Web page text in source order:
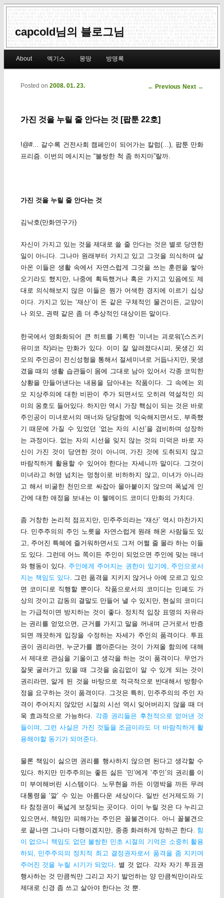
capcold님의 블로그님
Skip to primary content
Skip to secondary content
About 엑기스 몽땅 방명록
Post navigation
← Previous Next →
가진 것을 누릴 줄 안다는 것 [팝툰 22호]
Posted on 2008. 01. 23.
!@#… 갈수록 건전사회 캠페인이 되어가는 칼럼(…), 팝툰 만화
프리즘. 이번의 메시지는 “불쌍한 척 좀 하지마”랄까.
가진 것을 누릴 줄 안다는 것
김낙호(만화연구가)
자신이 가지고 있는 것을 제대로 쓸 줄 안다는 것은 별로 당연한
일이 아니다. 그나마 원래부터 가지고 있고 그것을 의식하며 살
아온 이들은 생활 속에서 자연스럽게 그것을 쓰는 훈련을 쌓아
오기라도 했지만, 나중에 획득했거나 혹은 가지고 있음에도 제
대로 의식해보지 않은 이들은 뭔가 어색한 경지에 이르기 십상
이다. 가지고 있는 ‘재산’이 돈 같은 구체적인 물건이든, 교양이
나 외모, 권력 같은 좀 더 추상적인 대상이든 말이다.
한국에서 영화화되어 큰 히트를 기록한 ‘미녀는 괴로워'(스즈키
유미코 작)라는 만화가 있다. 이미 잘 알려졌다시피, 못생긴 외
모의 주인공이 전신성형을 통해서 절세미녀로 거듭나지만, 못생
겼을 때의 생활 습관들이 몸에 그대로 남아 있어서 각종 코믹한
상황을 만들어낸다는 내용을 담아내는 작품이다. 그 속에는 외
모 지상주의에 대한 비판이 주가 되면서도 오히려 역설적인 의
미의 옹호도 들어있다. 하지만 역시 가장 핵심이 되는 것은 바로
주인공이 미녀로서의 매너와 당당함에 익숙해지면서도, 부족했
기 때문에 가질 수 있었던 ‘없는 자의 시선’을 겸비하며 성장하
는 과정이다. 없는 자의 시선을 잊지 않는 것의 미덕은 바로 자
신이 가진 것이 당연한 것이 아니며, 가진 것에 도취되지 않고
바람직하게 활용할 수 있어야 한다는 자세니까 말이다. 그것이
미녀라고 허영 넘치는 멍청이로 비하하지 않고, 미녀가 아니라
고 해서 비굴한 천민으로 싸잡아 몰아붙이지 않으며 폭넓게 인
간에 대한 애정을 보내는 이 웰메이드 코미디 만화의 가치다.
좀 거창한 논리적 점프지만, 민주주의라는 ‘재산’ 역시 마찬가지
다. 민주주의의 주인 노릇을 자연스럽게 원래 해온 사람들도 있
고, 주어진 특혜에 즐거워하면서도 그저 어쩔 줄 몰라 하는 이들
도 있다. 그런데 어느 쪽이든 주인이 되었으면 주인에 맞는 매너
와 행동이 있다. 주인에게 주어지는 권한이 있기에, 주인으로서
지는 책임도 있다. 그런 품격을 지키지 않거나 아예 모르고 있으
면 코미디로 직행할 뿐이다. 작품으로서의 코미디는 민폐도 가
상의 것이고 감동의 결말도 만들어 낼 수 있지만, 현실의 코미디
는 가급적이면 방지하는 것이 좋다. 정치적 입장 표명의 자유라
는 권리를 얻었으면, 근거를 가지고 말을 꺼내며 근거로서 반증
되면 깨끗하게 입장을 수정하는 자세가 주인의 품격이다. 투표
권이 권리라면, 누군가를 뽑아준다는 것이 가져올 함의에 대해
서 제대로 관심을 기울이고 생각을 하는 것이 품격이다. 무언가
잘못 굴러가고 있을 때 그것을 숨김없이 알 수 있게 되는 것이
권리라면, 알게 된 것을 바탕으로 적극적으로 반대해서 방향수
정을 요구하는 것이 품격이다. 그것은 특히, 민주주의의 주인 자
격이 주어지지 않았던 시절의 시선 역시 잊어버리지 않을 때 더
욱 효과적으로 가능하다. 각종 권리들은 후천적으로 얻어낸 것
들이며, 그런 사실은 가진 것들을 조금이라도 더 바람직하게 활
용해야할 동기가 되어준다.
물론 책임이 싫으면 권리를 행사하지 않으면 된다고 생각할 수
있다. 하지만 민주주의는 좋든 싫든 ‘민’에게 ‘주인’의 권리를 이
미 부여해버린 시스템이다. 노무현을 까든 이명박을 까든 무려
대통령을 ‘깔’ 수 있는 아름다운 세상이다. 일반 선거제도와 기
타 참정권이 폭넓게 보장되는 곳이다. 이미 누릴 것은 다 누리고
있으면서, 책임만 피해가는 주인은 꼴불견이다. 아니 꼴불견으
로 끝나면 그나마 다행이겠지만, 종종 화려하게 망하곤 한다. 힘
이 없으니 책임도 없던 불쌍한 민초 시절의 기억은 소중히 활용
하되, 민주주의의 정치적 최고 결정권자로서 품격을 좀 지키며
주어진 것을 누릴 시기가 되었다. 별 것 없다. 각자 자기 투표권
행사하는 것 만큼씩만 그리고 자기 발언하는 양 만큼씩만이라도
제대로 신경 좀 쓰고 살아야 한다는 것 뿐.